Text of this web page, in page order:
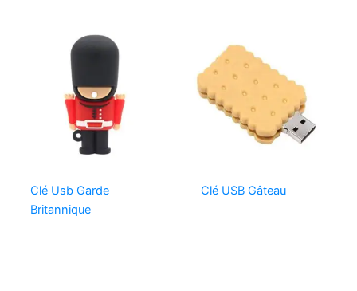
Clé Usb Garde
Britannique
Clé USB Gâteau